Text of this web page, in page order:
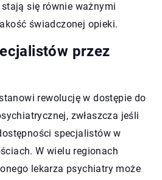
się równie ważnymi
świadczonej opieki.
przez
rewolucję w dostępie do
zwłaszcza jeśli
specjalistów w
W wielu regionach
lekarza psychiatry może